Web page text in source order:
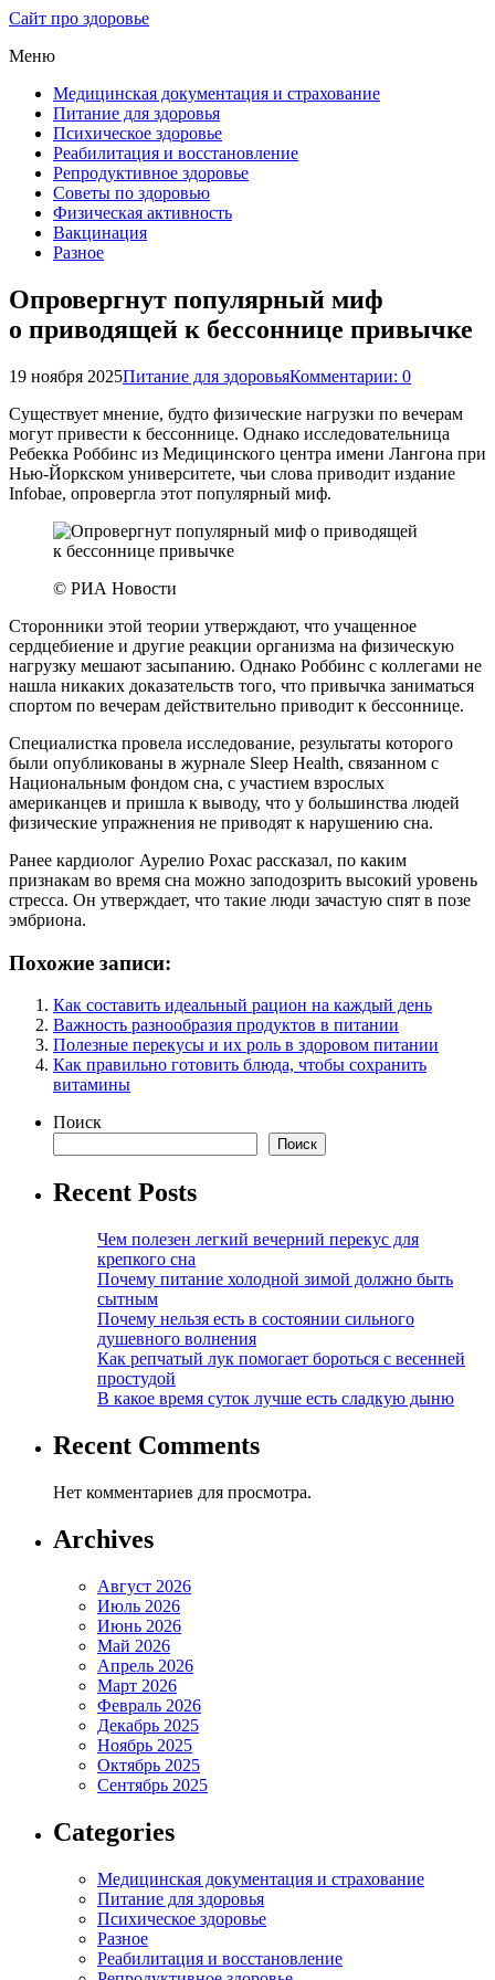
Сайт про здоровье
Меню
Медицинская документация и страхование
Питание для здоровья
Психическое здоровье
Реабилитация и восстановление
Репродуктивное здоровье
Советы по здоровью
Физическая активность
Вакцинация
Разное
Опровергнут популярный миф
о приводящей к бессоннице привычке
19 ноября 2025Питание для здоровьяКомментарии: 0
Существует мнение, будто физические нагрузки по вечерам
могут привести к бессоннице. Однако исследовательница
Ребекка Роббинс из Медицинского центра имени Лангона при
Нью-Йоркском университете, чьи слова приводит издание
Infobae, опровергла этот популярный миф.
© РИА Новости
Сторонники этой теории утверждают, что учащенное
сердцебиение и другие реакции организма на физическую
нагрузку мешают засыпанию. Однако Роббинс с коллегами не
нашла никаких доказательств того, что привычка заниматься
спортом по вечерам действительно приводит к бессоннице.
Специалистка провела исследование, результаты которого
были опубликованы в журнале Sleep Health, связанном с
Национальным фондом сна, с участием взрослых
американцев и пришла к выводу, что у большинства людей
физические упражнения не приводят к нарушению сна.
Ранее кардиолог Аурелио Рохас рассказал, по каким
признакам во время сна можно заподозрить высокий уровень
стресса. Он утверждает, что такие люди зачастую спят в позе
эмбриона.
Похожие записи:
Как составить идеальный рацион на каждый день
Важность разнообразия продуктов в питании
Полезные перекусы и их роль в здоровом питании
Как правильно готовить блюда, чтобы сохранить
витамины
Поиск
Поиск
Recent Posts
Чем полезен легкий вечерний перекус для
крепкого сна
Почему питание холодной зимой должно быть
сытным
Почему нельзя есть в состоянии сильного
душевного волнения
Как репчатый лук помогает бороться с весенней
простудой
В какое время суток лучше есть сладкую дыню
Recent Comments
Нет комментариев для просмотра.
Archives
Август 2026
Июль 2026
Июнь 2026
Май 2026
Апрель 2026
Март 2026
Февраль 2026
Декабрь 2025
Ноябрь 2025
Октябрь 2025
Сентябрь 2025
Categories
Медицинская документация и страхование
Питание для здоровья
Психическое здоровье
Разное
Реабилитация и восстановление